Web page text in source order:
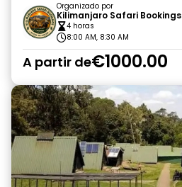
Organizado por
Kilimanjaro Safari Bookings
4 horas
8:00 AM, 8:30 AM
A partir de€1000.00